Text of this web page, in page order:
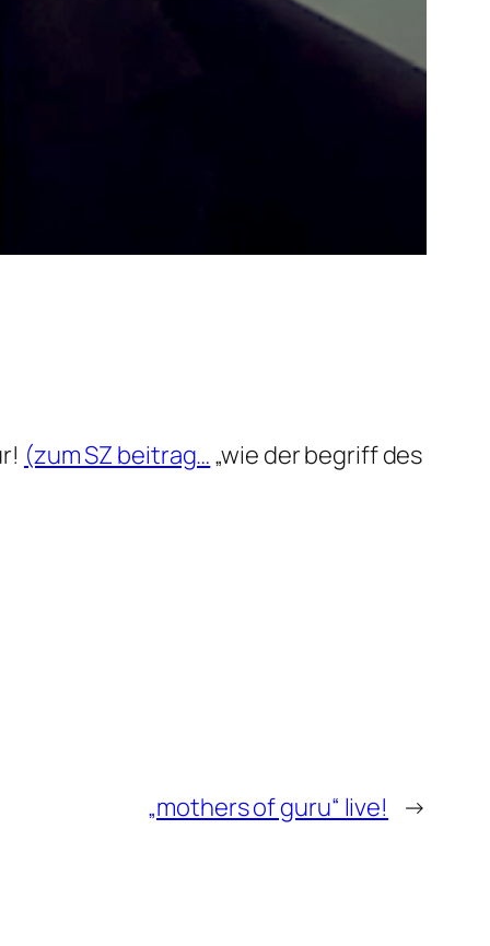
(zum SZ beitrag… „wie der begriff des
„mothers of guru“ live! →